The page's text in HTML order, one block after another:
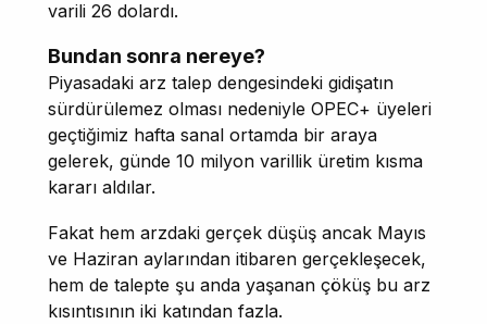
varili 26 dolardı.
Bundan sonra nereye?
Piyasadaki arz talep dengesindeki gidişatın
sürdürülemez olması nedeniyle OPEC+ üyeleri
geçtiğimiz hafta sanal ortamda bir araya
gelerek, günde 10 milyon varillik üretim kısma
kararı aldılar.
Fakat hem arzdaki gerçek düşüş ancak Mayıs
ve Haziran aylarından itibaren gerçekleşecek,
hem de talepte şu anda yaşanan çöküş bu arz
kısıntısının iki katından fazla.